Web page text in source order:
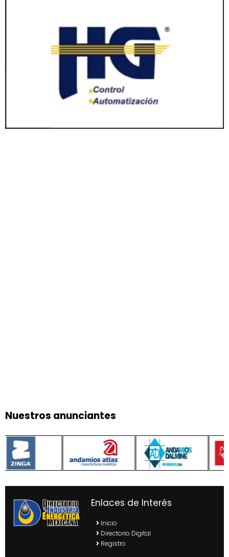
Nuestros anunciantes
Enlaces de Interés
Inicio
Directorio Digital
Registro